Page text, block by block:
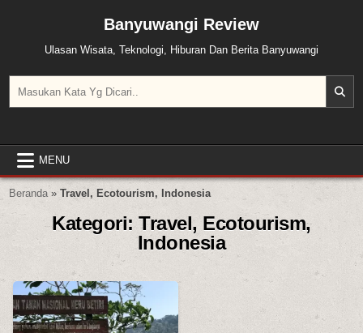
Banyuwangi Review
Ulasan Wisata, Teknologi, Hiburan Dan Berita Banyuwangi
MENU
Beranda»Travel, Ecotourism, Indonesia
Kategori:Travel, Ecotourism,
Indonesia